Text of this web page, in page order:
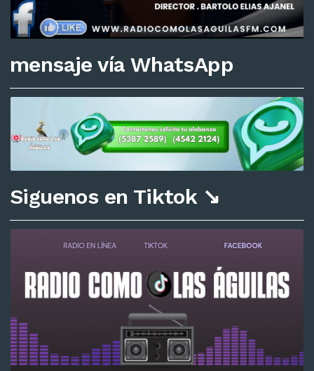
mensaje vía WhatsApp
Siguenos en Tiktok ↘️